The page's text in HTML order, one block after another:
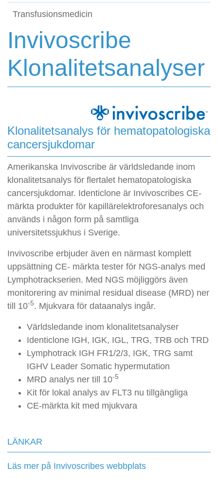
Transfusionsmedicin
Invivoscribe
Klonalitetsanalyser
Klonalitetsanalys för hematopatologiska
cancersjukdomar
Amerikanska Invivoscribe är världsledande inom
klonalitetsanalys för flertalet hematopatologiska
cancersjukdomar. Identiclone är Invivoscribes CE-
märkta produkter för kapillärelektroforesanalys och
används i någon form på samtliga
universitetssjukhus i Sverige.
Invivoscribe erbjuder även en närmast komplett
uppsättning CE- märkta tester för NGS-analys med
Lymphotrackserien. Med NGS möjliggörs även
monitorering av minimal residual disease (MRD) ner
till 10-5. Mjukvara för dataanalys ingår.
Världsledande inom klonalitetsanalyser
Identiclone IGH, IGK, IGL, TRG, TRB och TRD
Lymphotrack IGH FR1/2/3, IGK, TRG samt
IGHV Leader Somatic hypermutation
MRD analys ner till 10-5
Kit för lokal analys av FLT3 nu tillgängliga
CE-märkta kit med mjukvara
LÄNKAR
Läs mer på Invivoscribes webbplats